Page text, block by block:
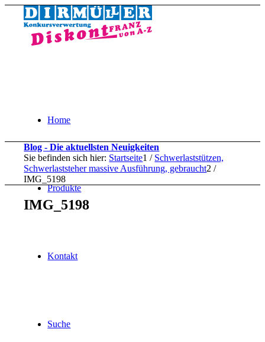
Home
Produkte
Kontakt
Suche
Blog - Die aktuellsten Neuigkeiten
Sie befinden sich hier: Startseite1 / Schwerlaststützen,
Schwerlaststeher massive Ausführung, gebraucht2 /
IMG_5198
IMG_5198